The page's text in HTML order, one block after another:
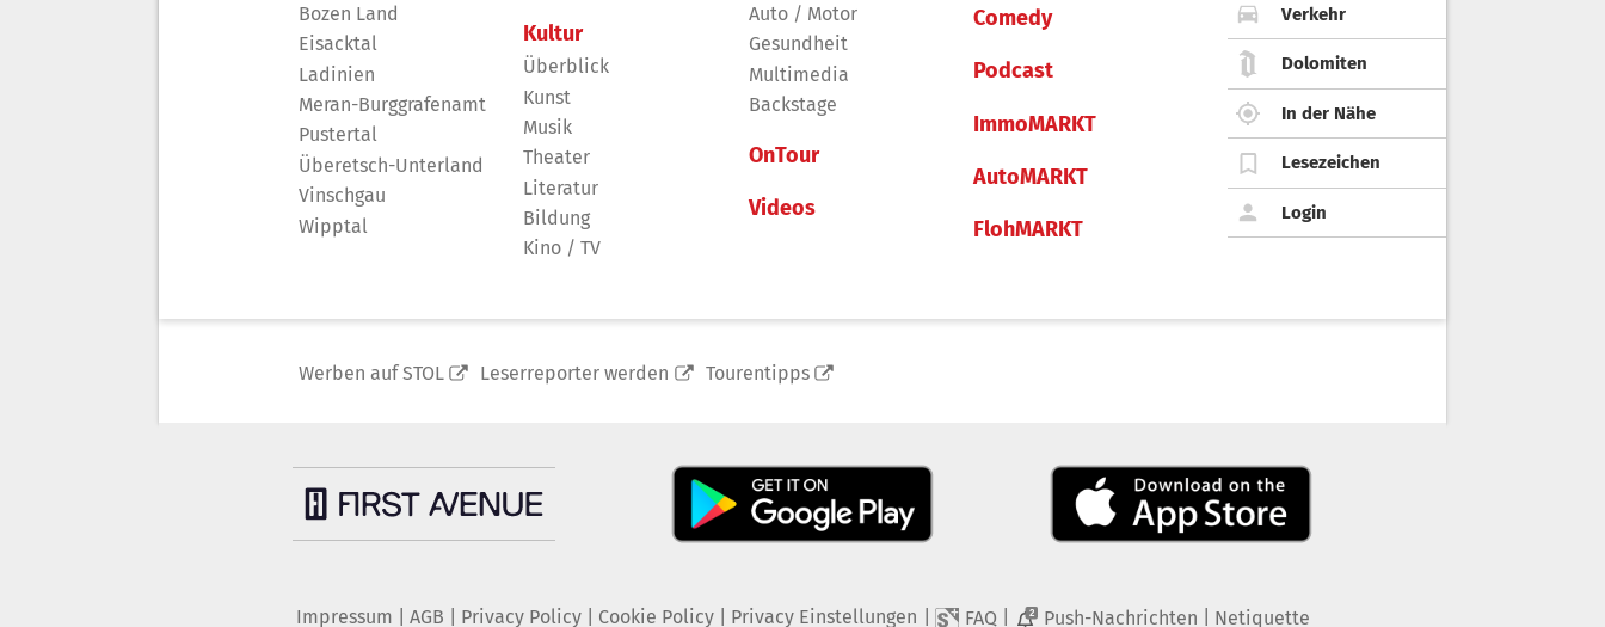
Bozen Land
Eisacktal
Ladinien
Meran-Burggrafenamt
Pustertal
Überetsch-Unterland
Vinschgau
Wipptal
Kultur
Überblick
Kunst
Musik
Theater
Literatur
Bildung
Kino / TV
Auto / Motor
Gesundheit
Multimedia
Backstage
OnTour
Videos
Comedy
Podcast
ImmoMARKT
AutoMARKT
FlohMARKT
Verkehr
Dolomiten
In der Nähe
Lesezeichen
Login
Werben auf STOL Leserreporter werden Tourentipps
Impressum AGB Privacy Policy| Cookie Policy| Privacy Einstellungen FAQ 2 Push-Nachrichten Netiquette